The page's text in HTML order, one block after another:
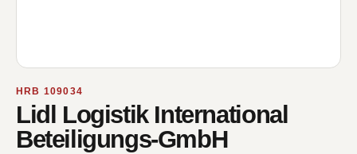
HRB 109034
Lidl Logistik International
Beteiligungs-GmbH